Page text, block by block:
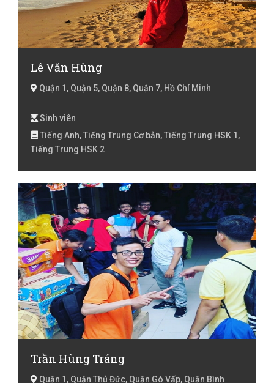
Lê Văn Hùng
Quận 1, Quận 5, Quận 8, Quận 7, Hồ Chí Minh
Sinh viên
Tiếng Anh, Tiếng Trung Cơ bản, Tiếng Trung HSK 1,
Tiếng Trung HSK 2
Trần Hùng Tráng
Quận 1, Quận Thủ Đức, Quận Gò Vấp, Quận Bình